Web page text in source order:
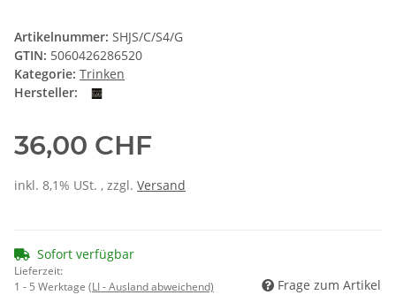
Artikelnummer: SHJS/C/S4/G
GTIN: 5060426286520
Kategorie: Trinken
Hersteller:
36,00 CHF
inkl. 8,1% USt. , zzgl. Versand
Sofort verfügbar
Lieferzeit:
1 - 5 Werktage (LI - Ausland abweichend) Frage zum Artikel